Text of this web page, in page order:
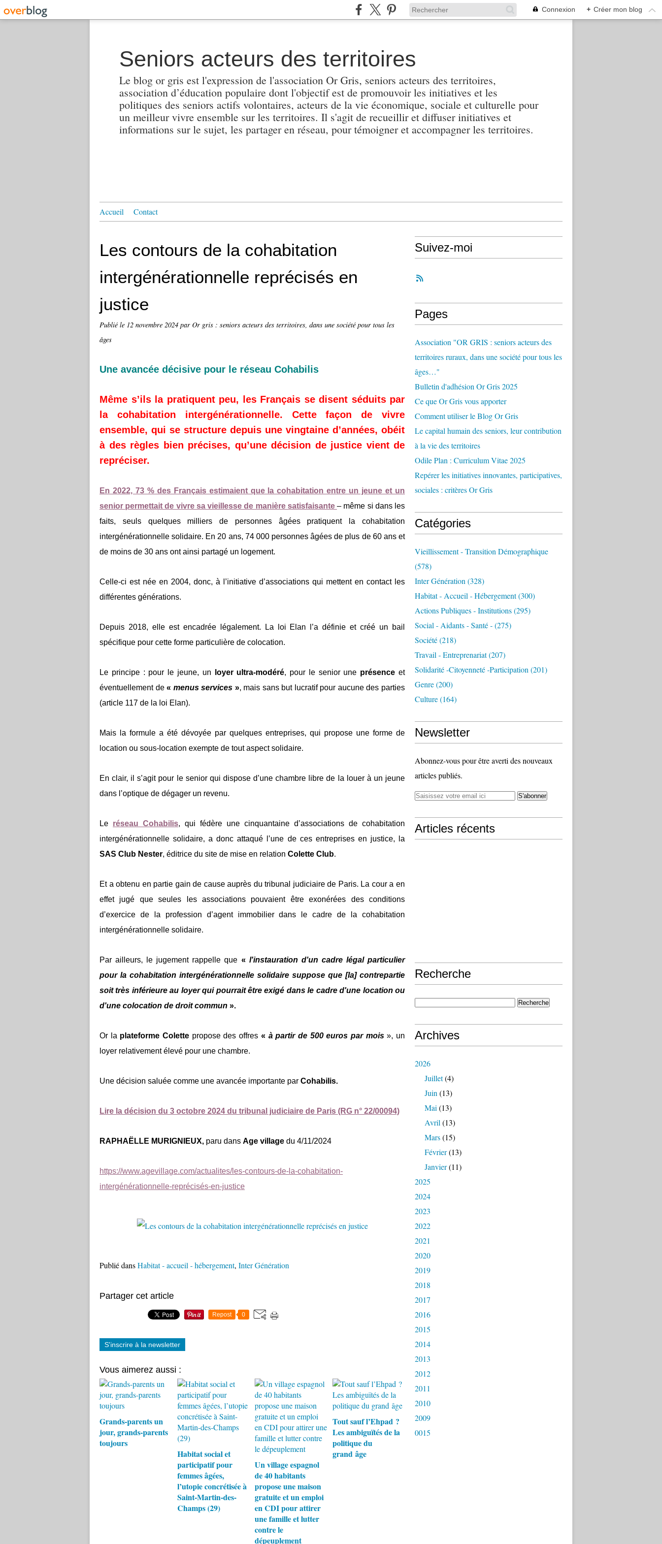
Connexion + Créer mon blog
Seniors acteurs des territoires
Le blog or gris est l'expression de l'association Or Gris, seniors acteurs des territoires,
association d’éducation populaire dont l'objectif est de promouvoir les initiatives et les
politiques des seniors actifs volontaires, acteurs de la vie économique, sociale et culturelle pour
un meilleur vivre ensemble sur les territoires. Il s'agit de recueillir et diffuser initiatives et
informations sur le sujet, les partager en réseau, pour témoigner et accompagner les territoires.
Accueil Contact
Les contours de la cohabitation
intergénérationnelle reprécisés en
justice
Publié le 12 novembre 2024 par Or gris : seniors acteurs des territoires, dans une société pour tous les
âges
Une avancée décisive pour le réseau Cohabilis
Même s’ils la pratiquent peu, les Français se disent séduits par
la cohabitation intergénérationnelle. Cette façon de vivre
ensemble, qui se structure depuis une vingtaine d’années, obéit
à des règles bien précises, qu’une décision de justice vient de
repréciser.
En 2022, 73 % des Français estimaient que la cohabitation entre un jeune et un
senior permettait de vivre sa vieillesse de manière satisfaisante– même si dans les
faits, seuls quelques milliers de personnes âgées pratiquent la cohabitation
intergénérationnelle solidaire. En 20 ans, 74 000 personnes âgées de plus de 60 ans et
de moins de 30 ans ont ainsi partagé un logement.
Celle-ci est née en 2004, donc, à l’initiative d’associations qui mettent en contact les
différentes générations.
Depuis 2018, elle est encadrée légalement. La loi Elan l’a définie et créé un bail
spécifique pour cette forme particulière de colocation.
Le principe : pour le jeune, un loyer ultra-modéré, pour le senior une présenceet
éventuellement de« menus services », mais sans but lucratif pour aucune des parties
(article 117 de la loi Elan).
Mais la formule a été dévoyée par quelques entreprises, qui propose une forme de
location ou sous-location exempte de tout aspect solidaire.
En clair, il s’agit pour le senior qui dispose d’une chambre libre de la louer à un jeune
dans l’optique de dégager un revenu.
Le réseau Cohabilis, qui fédère une cinquantaine d’associations de cohabitation
intergénérationnelle solidaire, a donc attaqué l’une de ces entreprises en justice, la
SAS Club Nester, éditrice du site de mise en relation Colette Club.
Et a obtenu en partie gain de cause auprès du tribunal judiciaire de Paris. La cour a en
effet jugé que seules les associations pouvaient être exonérées des conditions
d’exercice de la profession d’agent immobilier dans le cadre de la cohabitation
intergénérationnelle solidaire.
Par ailleurs, le jugement rappelle que « l'instauration d'un cadre légal particulier
pour la cohabitation intergénérationnelle solidaire suppose que [la] contrepartie
soit très inférieure au loyer qui pourrait être exigé dans le cadre d'une location ou
d'une colocation de droit commun ».
Or la plateforme Colette propose des offres « à partir de 500 euros par mois», un
loyer relativement élevé pour une chambre.
Une décision saluée comme une avancée importante par Cohabilis.
Lire la décision du 3 octobre 2024 du tribunal judiciaire de Paris (RG n° 22/00094)
RAPHAËLLE MURIGNIEUX, paru dans Age village du 4/11/2024
https://www.agevillage.com/actualites/les-contours-de-la-cohabitation-
intergénérationnelle-reprécisés-en-justice
Publié dansHabitat - accueil - hébergement, Inter Génération
Partager cet article
Repost 0
S'inscrire à la newsletter
Vous aimerez aussi :
Grands-parents un
jour, grands-parents
toujours
Habitat social et
participatif pour
femmes âgées,
l’utopie concrétisée à
Saint-Martin-des-
Champs (29)
Un village espagnol
de 40 habitants
propose une maison
gratuite et un emploi
en CDI pour attirer
une famille et lutter
contre le
dépeuplement
Tout sauf l’Ehpad ?
Les ambiguïtés de la
politique du
grand âge
Suivez-moi
Pages
Association "OR GRIS : seniors acteurs des
territoires ruraux, dans une société pour tous les
âges…"
Bulletin d'adhésion Or Gris 2025
Ce que Or Gris vous apporter
Comment utiliser le Blog Or Gris
Le capital humain des seniors, leur contribution
à la vie des territoires
Odile Plan : Curriculum Vitae 2025
Repérer les initiatives innovantes, participatives,
sociales : critères Or Gris
Catégories
Vieillissement - Transition Démographique
(578)
Inter Génération (328)
Habitat - Accueil - Hébergement(300)
Actions Publiques - Institutions(295)
Social - Aidants - Santé -(275)
Société(218)
Travail - Entreprenariat(207)
Solidarité -citoyenneté -participation (201)
Genre(200)
Culture(164)
Newsletter
Abonnez-vous pour être averti des nouveaux
articles publiés.
Articles récents
Recherche
Archives
2026
Juillet(4)
Juin (13)
Mai (13)
Avril (13)
Mars(15)
Février(13)
Janvier(11)
2025
2024
2023
2022
2021
2020
2019
2018
2017
2016
2015
2014
2013
2012
2011
2010
2009
0015